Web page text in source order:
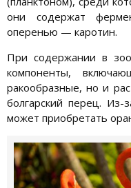
они содержат
оперенью — каротин.
При содержании в
компоненты,
ракообразные, но и
болгарский перец. Из-
может приобретать